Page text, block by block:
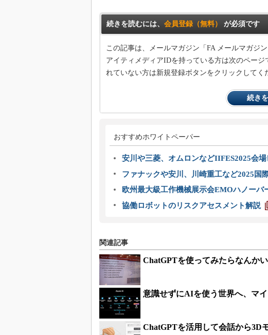
続きを読むには、 会員登録（無料） が必須です
この記事は、メールマガジン「FA メールマガジ
アイティメディアIDを持っている方は次のペー
れていない方は新規登録ボタンをクリックしてく
続き
おすすめホワイトペーパー
安川や三菱、オムロンなどIIFES2025会
ファナックや安川、川崎重工など2025国
欧州最大級工作機械展示会EMOハノーバ
協働ロボットのリスクアセスメント解説
関連記事
ChatGPTを使ってみたらなんか
意識せずにAIを使う世界へ、マ
ChatGPTを活用して会話から3D